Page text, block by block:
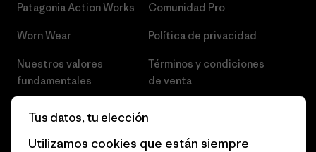
Patagonia Action Works
Worn Wear
Nuestros valores
fundamentales
Business Unusual
Comunidad Pro
Política de privacidad
Términos y condiciones
de venta
Empleo
Tus datos, tu elección
Utilizamos cookies que están siempre